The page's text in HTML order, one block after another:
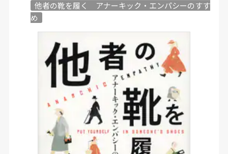
他者の靴を履く アナーキック・エンパシーのすす
め